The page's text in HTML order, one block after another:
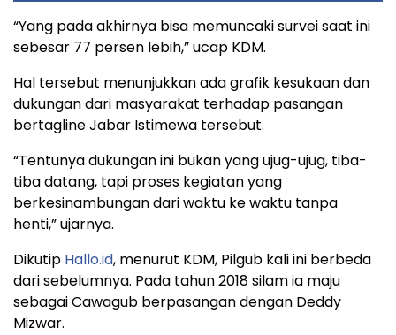
“Yang pada akhirnya bisa memuncaki survei saat ini
sebesar 77 persen lebih,” ucap KDM.
Hal tersebut menunjukkan ada grafik kesukaan dan
dukungan dari masyarakat terhadap pasangan
bertagline Jabar Istimewa tersebut.
“Tentunya dukungan ini bukan yang ujug-ujug, tiba-
tiba datang, tapi proses kegiatan yang
berkesinambungan dari waktu ke waktu tanpa
henti,” ujarnya.
Dikutip Hallo.id, menurut KDM, Pilgub kali ini berbeda
dari sebelumnya. Pada tahun 2018 silam ia maju
sebagai Cawagub berpasangan dengan Deddy
Mizwar.